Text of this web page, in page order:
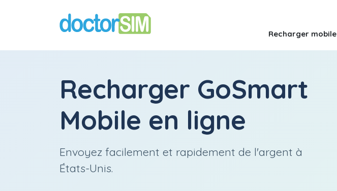
Recharger mobile
Recharger GoSmart
Mobile en ligne
Envoyez facilement et rapidement de l'argent à
États-Unis.